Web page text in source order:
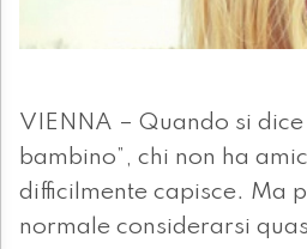
VIENNA – Quando si
bambino”, chi non ha
difficilmente capisce. Ma
normale considerarsi